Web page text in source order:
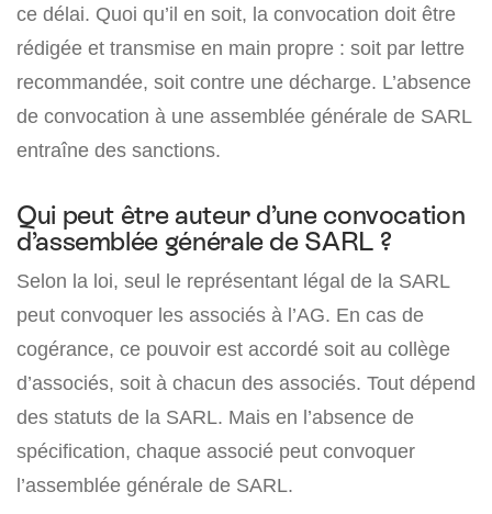
ce délai. Quoi qu’il en soit, la convocation doit être
rédigée et transmise en main propre : soit par lettre
recommandée, soit contre une décharge. L’absence
de convocation à une assemblée générale de SARL
entraîne des sanctions.
Qui peut être auteur d’une convocation
d’assemblée générale de SARL ?
Selon la loi, seul le représentant légal de la SARL
peut convoquer les associés à l’AG. En cas de
cogérance, ce pouvoir est accordé soit au collège
d’associés, soit à chacun des associés. Tout dépend
des statuts de la SARL. Mais en l’absence de
spécification, chaque associé peut convoquer
l’assemblée générale de SARL.